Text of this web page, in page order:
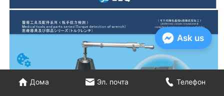
Дома Эл. почта Телефон
Ask us